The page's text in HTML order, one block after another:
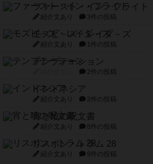
ファースト・イン・フライト
紹介文あり 3件の投稿
モズビ－ズ・レイダ－ズ
紹介文あり 1件の投稿
テンプテーション
2件の投稿
インドネシア
紹介文あり 2件の投稿
宵と暁の呪文書
紹介文あり 8件の投稿
リスボン・トラム 28
紹介文あり 9件の投稿